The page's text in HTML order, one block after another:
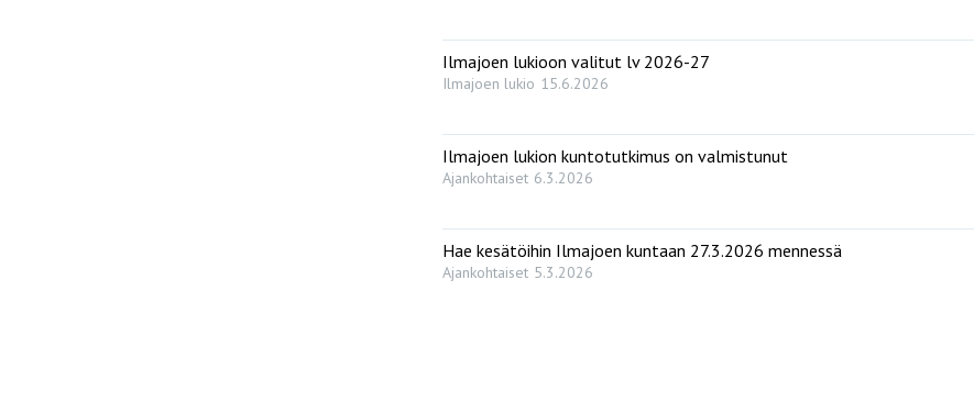
Ilmajoen lukioon valitut lv 2026-27
Ilmajoen lukio 15.6.2026
Ilmajoen lukion kuntotutkimus on valmistunut
Ajankohtaiset 6.3.2026
Hae kesätöihin Ilmajoen kuntaan 27.3.2026 mennessä
Ajankohtaiset 5.3.2026